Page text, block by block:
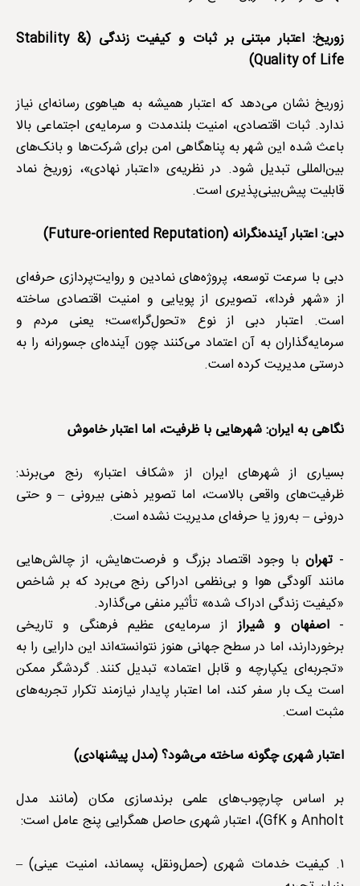
زوریخ: اعتبار مبتنی بر ثبات و کیفیت زندگی (Stability &
Quality of Life)
زوریخ نشان می‌دهد که اعتبار همیشه به هیاهوی رسانه‌ای نیاز
ندارد. ثبات اقتصادی، امنیت بلندمدت و سرمایه‌ی اجتماعی بالا
باعث شده این شهر به پناهگاهی امن برای شرکت‌ها و بانک‌های
بین‌المللی تبدیل شود. در نظریه‌ی «اعتبار نهادی»، زوریخ نماد
قابلیت پیش‌بینی‌پذیری است.
دبی: اعتبار آینده‌نگرانه (Future-oriented Reputation)
دبی با سرعت توسعه، پروژه‌های نمادین و روایت‌پردازی حرفه‌ای
از «شهر فردا»، تصویری از پویایی و امنیت اقتصادی ساخته
است. اعتبار دبی از نوع «تحول‌گرا»ست؛ یعنی مردم و
سرمایه‌گذاران به آن اعتماد می‌کنند چون آینده‌ای جسورانه را به
درستی مدیریت کرده است.
نگاهی به ایران: شهرهایی با ظرفیت، اما اعتبار خاموش
بسیاری از شهرهای ایران از «شکاف اعتبار» رنج می‌برند:
ظرفیت‌های واقعی بالاست، اما تصویر ذهنی بیرونی – و حتی
درونی – به‌روز یا حرفه‌ای مدیریت نشده است.
- تهران با وجود اقتصاد بزرگ و فرصت‌هایش، از چالش‌هایی
مانند آلودگی هوا و بی‌نظمی ادراکی رنج می‌برد که بر شاخص
«کیفیت زندگی ادراک شده» تأثیر منفی می‌گذارد.
-اصفهان و شیرازاز سرمایه‌ی عظیم فرهنگی و تاریخی
برخوردارند، اما در سطح جهانی هنوز نتوانسته‌اند این دارایی را به
«تجربه‌ای یکپارچه و قابل اعتماد» تبدیل کنند. گردشگر ممکن
است یک بار سفر کند، اما اعتبار پایدار نیازمند تکرار تجربه‌های
مثبت است.
اعتبار شهری چگونه ساخته می‌شود؟ (مدل پیشنهادی)
بر اساس چارچوب‌های علمی برندسازی مکان (مانند مدل
Anholt و GfK)، اعتبار شهری حاصل همگرایی پنج عامل است:
۱. کیفیت خدمات شهری (حمل‌ونقل، پسماند، امنیت عینی) –